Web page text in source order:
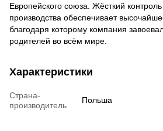
Европейского союза. Жёсткий
производства обеспечивает
благодаря которому компания
родителей во всём мире.
Характеристики
Страна-
производитель
Польша